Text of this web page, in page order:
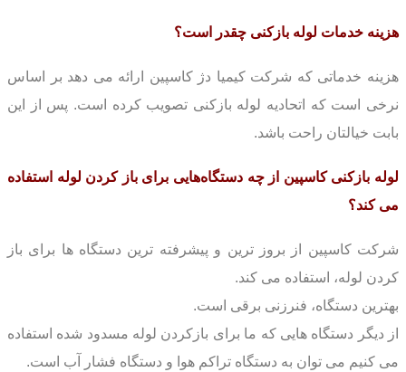
هزینه خدمات لوله بازکنی چقدر است؟
هزینه خدماتی که شرکت کیمیا دژ کاسپین ارائه می دهد بر اساس
نرخی است که اتحادیه لوله بازکنی تصویب کرده است. پس از این
بابت خیالتان راحت با‌شد.
لوله بازکنی کاسپین از چه دستگاه‌هایی برای باز کردن لوله استفاده
می کند؟
شرکت کاسپین از بروز ترین و پیشرفته ترین دستگاه ها برای باز
کردن لوله، استفاده می کند.
بهترین دستگاه، فنرزنی برقی است.
از دیگر دستگاه هایی که ما برای بازکردن لوله مسدود شده استفاده
می کنیم می توان به دستگاه تراکم هوا و دستگاه فشار آب است.